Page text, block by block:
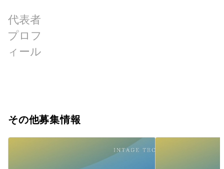
代表者
プロフ
ィール
その他募集情報